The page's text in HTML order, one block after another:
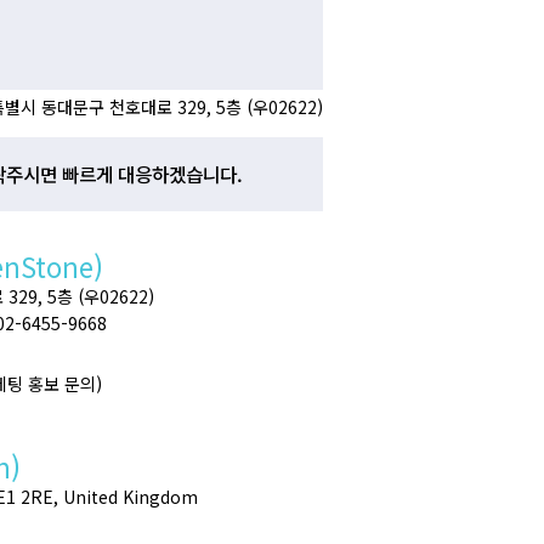
별시 동대문구 천호대로 329, 5층 (우02622)
시면 빠르게 대응하겠습니다.
329, 5층 (우02622)
6455-9668
홍보 문의)
2RE, United Kingdom